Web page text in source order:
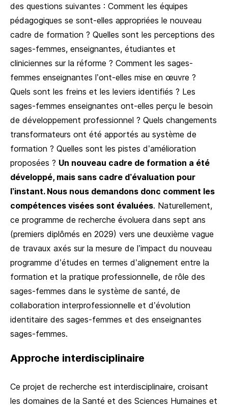
des questions suivantes : Comment les équipes
pédagogiques se sont-elles appropriées le nouveau
cadre de formation ? Quelles sont les perceptions des
sages-femmes, enseignantes, étudiantes et
cliniciennes sur la réforme ? Comment les sages-
femmes enseignantes l’ont-elles mise en œuvre ?
Quels sont les freins et les leviers identifiés ? Les
sages-femmes enseignantes ont-elles perçu le besoin
de développement professionnel ? Quels changements
transformateurs ont été apportés au système de
formation ? Quelles sont les pistes d’amélioration
proposées ? Un nouveau cadre de formation a été
développé, mais sans cadre d’évaluation pour
l’instant. Nous nous demandons donc comment les
compétences visées sont évaluées. Naturellement,
ce programme de recherche évoluera dans sept ans
(premiers diplômés en 2029) vers une deuxième vague
de travaux axés sur la mesure de l’impact du nouveau
programme d’études en termes d’alignement entre la
formation et la pratique professionnelle, de rôle des
sages-femmes dans le système de santé, de
collaboration interprofessionnelle et d’évolution
identitaire des sages-femmes et des enseignantes
sages-femmes.
Approche interdisciplinaire
Ce projet de recherche est interdisciplinaire, croisant
les domaines de la Santé et des Sciences Humaines et